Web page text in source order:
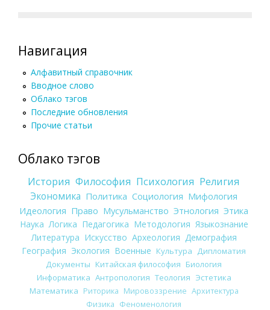
Навигация
Алфавитный справочник
Вводное слово
Облако тэгов
Последние обновления
Прочие статьи
Облако тэгов
История Философия Психология Религия
Экономика Политика Социология Мифология
Идеология Право Мусульманство Этнология Этика
Наука Логика Педагогика Методология Языкознание
Литература Искусство Археология Демография
География Экология Военные Культура
Дипломатия
Документы Китайская философия Биология
Информатика Антропология Теология Эстетика
Математика Риторика Мировоззрение Архитектура
Физика Феноменология